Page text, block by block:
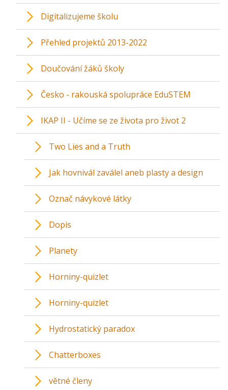
Digitalizujeme školu
Přehled projektů 2013-2022
Doučování žáků školy
Česko - rakouská spolupráce EduSTEM
IKAP II - Učíme se ze života pro život 2
Two Lies and a Truth
Jak hovnivál zaválel aneb plasty a design
Označ návykové látky
Dopis
Planety
Horniny-quizlet
Horniny-quizlet
Hydrostatický paradox
Chatterboxes
větné členy